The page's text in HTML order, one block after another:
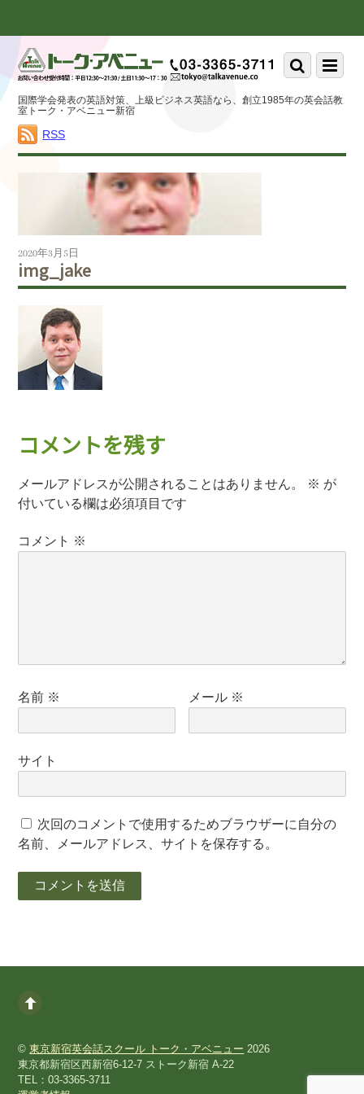
down
content
国際学会発表の英語対策、上級ビジネス英語なら、創立1985年の英会話教
室トーク・アベニュー新宿
RSS
Menu
Scroll
down
to
2020年3月5日
img_jake
コメントを残す
メールアドレスが公開されることはありません。 ※ が
付いている欄は必須項目です
コメント ※
名前 ※ メール ※
サイト
次回のコメントで使用するためブラウザーに自分の
名前、メールアドレス、サイトを保存する。
©東京新宿英会話スクール トーク・アベニュー 2026
東京都新宿区西新宿6-12-7 ストーク新宿 A-22
TEL：03-3365-3711